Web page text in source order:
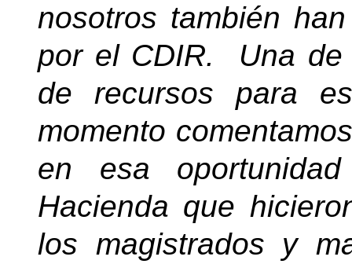
nosotros también
por el CDIR.
Una
de recursos para
momento
en esa
Hacienda que
los magistrados y